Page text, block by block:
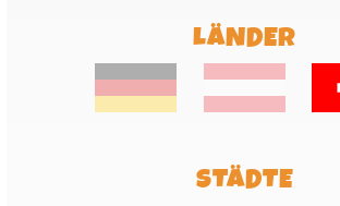
LÄNDER
STÄDTE